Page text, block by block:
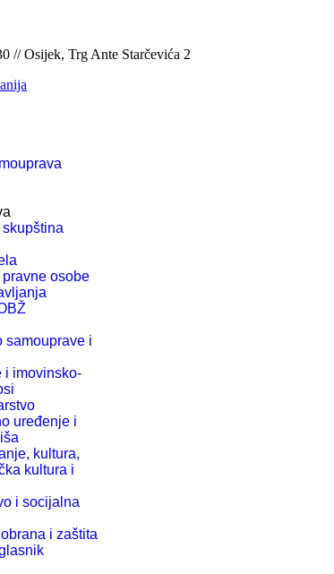
// Osijek, Trg Ante Starčevića 2
osobe
samouprave i
i imovinsko-
uređenje i
kultura,
kultura i
i socijalna
i zaštita